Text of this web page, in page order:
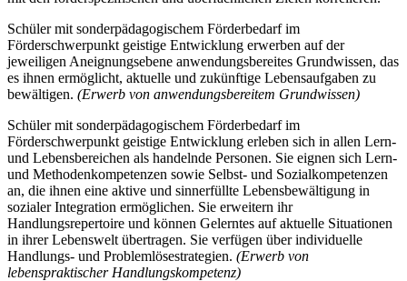
Schüler mit sonderpädagogischem Förderbedarf im
Förderschwerpunkt geistige Entwicklung erwerben auf der
jeweiligen Aneignungsebene anwendungsbereites Grundwissen, das
es ihnen ermöglicht, aktuelle und zukünftige Lebensaufgaben zu
bewältigen. (Erwerb von anwendungsbereitem Grundwissen)
Schüler mit sonderpädagogischem Förderbedarf im
Förderschwerpunkt geistige Entwicklung erleben sich in allen Lern-
und Lebensbereichen als handelnde Personen. Sie eignen sich Lern-
und Methodenkompetenzen sowie Selbst- und Sozialkompetenzen
an, die ihnen eine aktive und sinnerfüllte Lebensbewältigung in
sozialer Integration ermöglichen. Sie erweitern ihr
Handlungsrepertoire und können Gelerntes auf aktuelle Situationen
in ihrer Lebenswelt übertragen. Sie verfügen über individuelle
Handlungs- und Problemlösestrategien. (Erwerb von
lebenspraktischer Handlungskompetenz)